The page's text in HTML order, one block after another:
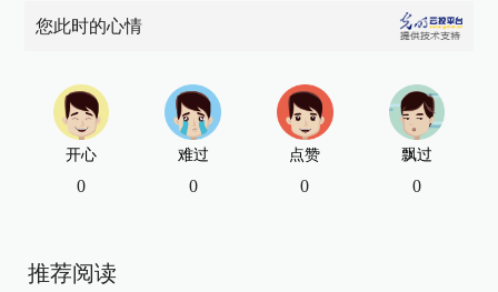
您此时的心情
开心
0
难过
0
点赞
0
飘过
0
推荐阅读